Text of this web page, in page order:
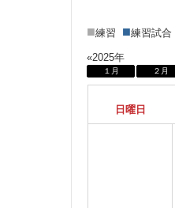
■練習 ■練習試合
«2025年
１月 ２月
日曜日